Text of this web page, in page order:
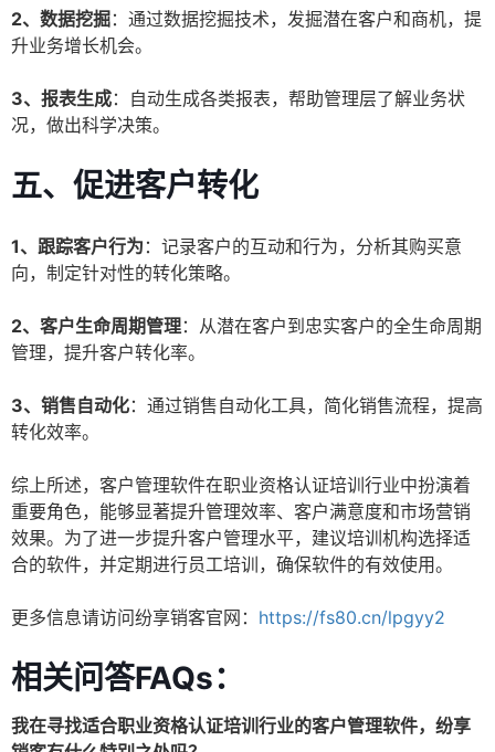
2、数据挖掘：通过数据挖掘技术，发掘潜在客户和商机，提
升业务增长机会。
3、报表生成：自动生成各类报表，帮助管理层了解业务状
况，做出科学决策。
五、促进客户转化
1、跟踪客户行为 ：记录客户的互动和行为，分析其购买意
向，制定针对性的转化策略。
2、客户生命周期管理：从潜在客户到忠实客户的全生命周期
管理，提升客户转化率。
3、销售自动化：通过销售自动化工具，简化销售流程，提高
转化效率。
综上所述，客户管理软件在职业资格认证培训行业中扮演着
重要角色，能够显著提升管理效率、客户满意度和市场营销
效果。为了进一步提升客户管理水平，建议培训机构选择适
合的软件，并定期进行员工培训，确保软件的有效使用。
更多信息请访问纷享销客官网： https://fs80.cn/lpgyy2
相关问答FAQs：
我在寻找适合职业资格认证培训行业的客户管理软件，纷享